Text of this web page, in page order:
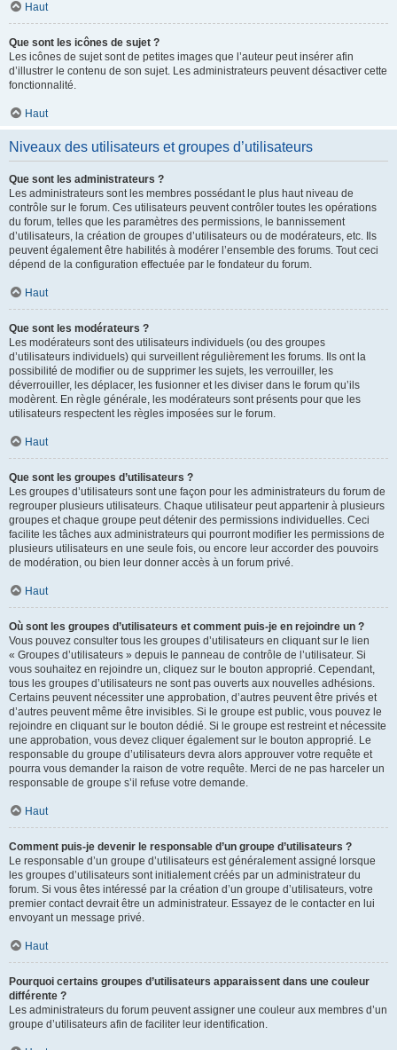
Haut
Que sont les icônes de sujet ?
Les icônes de sujet sont de petites images que l’auteur peut insérer afin
d’illustrer le contenu de son sujet. Les administrateurs peuvent désactiver cette
fonctionnalité.
Haut
Niveaux des utilisateurs et groupes d’utilisateurs
Que sont les administrateurs ?
Les administrateurs sont les membres possédant le plus haut niveau de
contrôle sur le forum. Ces utilisateurs peuvent contrôler toutes les opérations
du forum, telles que les paramètres des permissions, le bannissement
d’utilisateurs, la création de groupes d’utilisateurs ou de modérateurs, etc. Ils
peuvent également être habilités à modérer l’ensemble des forums. Tout ceci
dépend de la configuration effectuée par le fondateur du forum.
Haut
Que sont les modérateurs ?
Les modérateurs sont des utilisateurs individuels (ou des groupes
d’utilisateurs individuels) qui surveillent régulièrement les forums. Ils ont la
possibilité de modifier ou de supprimer les sujets, les verrouiller, les
déverrouiller, les déplacer, les fusionner et les diviser dans le forum qu’ils
modèrent. En règle générale, les modérateurs sont présents pour que les
utilisateurs respectent les règles imposées sur le forum.
Haut
Que sont les groupes d’utilisateurs ?
Les groupes d’utilisateurs sont une façon pour les administrateurs du forum de
regrouper plusieurs utilisateurs. Chaque utilisateur peut appartenir à plusieurs
groupes et chaque groupe peut détenir des permissions individuelles. Ceci
facilite les tâches aux administrateurs qui pourront modifier les permissions de
plusieurs utilisateurs en une seule fois, ou encore leur accorder des pouvoirs
de modération, ou bien leur donner accès à un forum privé.
Haut
Où sont les groupes d’utilisateurs et comment puis-je en rejoindre un ?
Vous pouvez consulter tous les groupes d’utilisateurs en cliquant sur le lien
« Groupes d’utilisateurs » depuis le panneau de contrôle de l’utilisateur. Si
vous souhaitez en rejoindre un, cliquez sur le bouton approprié. Cependant,
tous les groupes d’utilisateurs ne sont pas ouverts aux nouvelles adhésions.
Certains peuvent nécessiter une approbation, d’autres peuvent être privés et
d’autres peuvent même être invisibles. Si le groupe est public, vous pouvez le
rejoindre en cliquant sur le bouton dédié. Si le groupe est restreint et nécessite
une approbation, vous devez cliquer également sur le bouton approprié. Le
responsable du groupe d’utilisateurs devra alors approuver votre requête et
pourra vous demander la raison de votre requête. Merci de ne pas harceler un
responsable de groupe s’il refuse votre demande.
Haut
Comment puis-je devenir le responsable d’un groupe d’utilisateurs ?
Le responsable d’un groupe d’utilisateurs est généralement assigné lorsque
les groupes d’utilisateurs sont initialement créés par un administrateur du
forum. Si vous êtes intéressé par la création d’un groupe d’utilisateurs, votre
premier contact devrait être un administrateur. Essayez de le contacter en lui
envoyant un message privé.
Haut
Pourquoi certains groupes d’utilisateurs apparaissent dans une couleur
différente ?
Les administrateurs du forum peuvent assigner une couleur aux membres d’un
groupe d’utilisateurs afin de faciliter leur identification.